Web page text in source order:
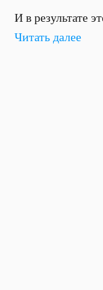
И в результате
Читать далее